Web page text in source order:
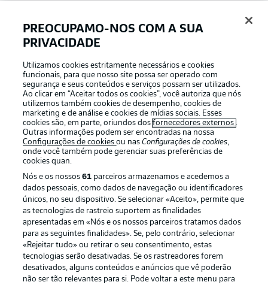
BUNDESLIGA-GROUP
Escolha seu idioma
Português Modo de visualização
Login
Football as it’s meant to be
PREOCUPAMO-NOS COM A SUA
PRIVACIDADE
Utilizamos cookies estritamente necessários e cookies
funcionais, para que nosso site possa ser operado com
segurança e seus conteúdos e serviços possam ser utilizados.
Ao clicar em “Aceitar todos os cookies”, você autoriza que nós
utilizemos também cookies de desempenho, cookies de
marketing e de análise e cookies de mídias sociais. Esses
cookies são, em parte, oriundos dosfornecedores externos .
Outras informações podem ser encontradas na nossa
Configurações de cookiesou nasConfigurações de cookies,
onde você também pode gerenciar suas preferências de
cookies quan.
Nós e os nossos61 parceiros armazenamos e acedemos a
dados pessoais, como dados de navegação ou identificadores
únicos, no seu dispositivo. Se selecionar «Aceito», permite que
as tecnologias de rastreio suportem as finalidades
apresentadas em «Nós e os nossos parceiros tratamos dados
para as seguintes finalidades». Se, pelo contrário, selecionar
«Rejeitar tudo» ou retirar o seu consentimento, estas
tecnologias serão desativadas. Se os rastreadores forem
desativados, alguns conteúdos e anúncios que vê poderão
não ser tão relevantes para si. Pode voltar a este menu para